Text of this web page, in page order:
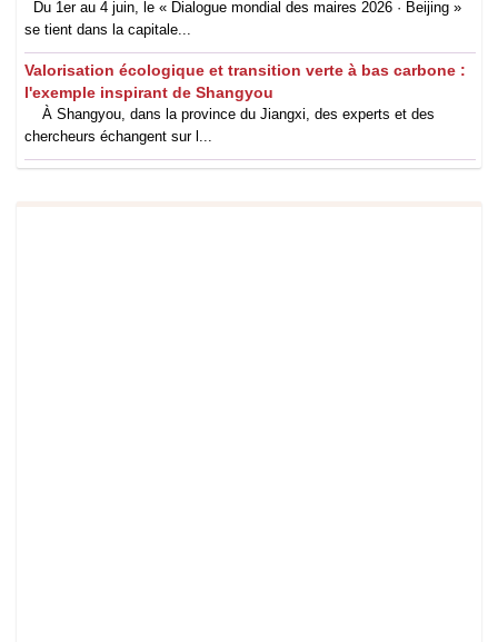
Du 1er au 4 juin, le « Dialogue mondial des maires 2026 · Beijing »
se tient dans la capitale...
Valorisation écologique et transition verte à bas carbone :
l'exemple inspirant de Shangyou
À Shangyou, dans la province du Jiangxi, des experts et des
chercheurs échangent sur l...